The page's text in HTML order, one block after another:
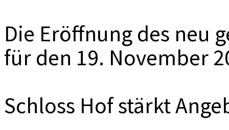
Die Eröffnung des neu
für den 19. November
Schloss Hof stärkt